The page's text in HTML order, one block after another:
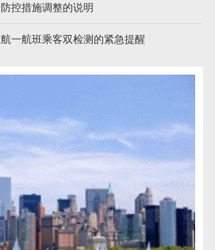
控措施调整的说明
一航班乘客双检测的紧急提醒